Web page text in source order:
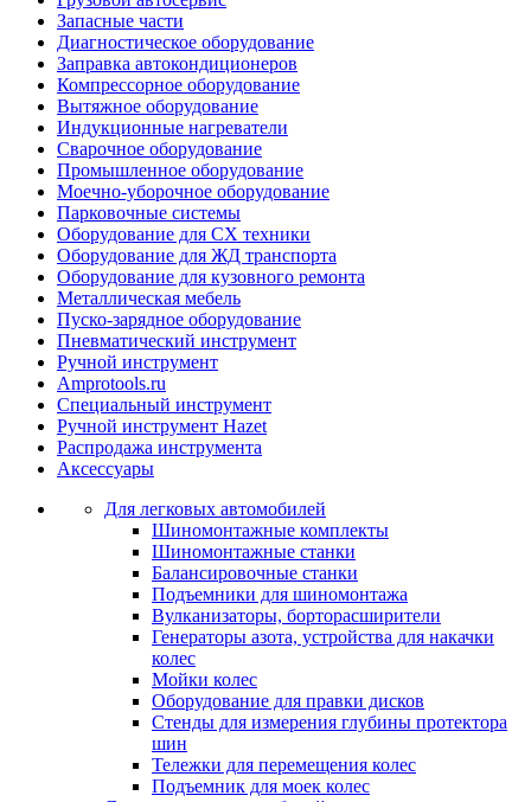
Запасные части
Диагностическое оборудование
Заправка автокондиционеров
Компрессорное оборудование
Вытяжное оборудование
Индукционные нагреватели
Сварочное оборудование
Промышленное оборудование
Моечно-уборочное оборудование
Парковочные системы
Оборудование для СХ техники
Оборудование для ЖД транспорта
Оборудование для кузовного ремонта
Металлическая мебель
Пуско-зарядное оборудование
Пневматический инструмент
Ручной инструмент
Amprotools.ru
Специальный инструмент
Ручной инструмент Hazet
Распродажа инструмента
Аксессуары
Для легковых автомобилей
Шиномонтажные комплекты
Шиномонтажные станки
Балансировочные станки
Подъемники для шиномонтажа
Вулканизаторы, борторасширители
Генераторы азота, устройства для накачки
колес
Мойки колес
Оборудование для правки дисков
Стенды для измерения глубины протектора
шин
Тележки для перемещения колес
Подъемник для моек колеc